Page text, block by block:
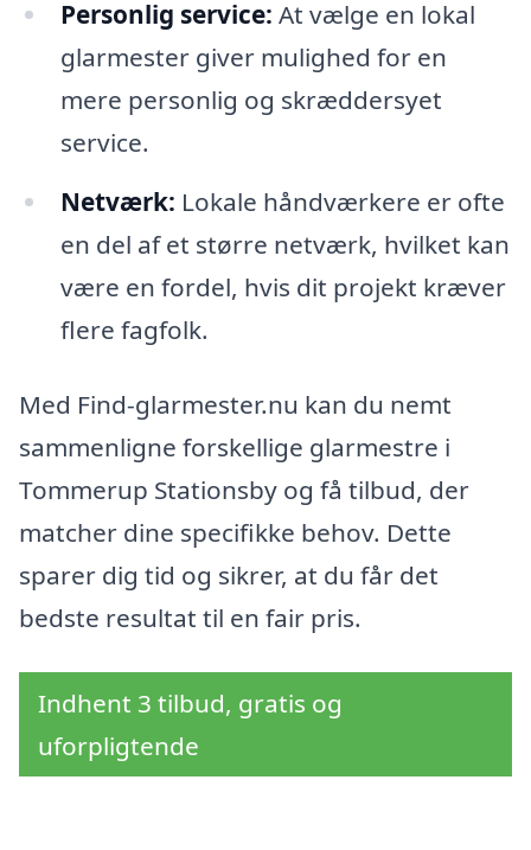
Personlig service: At vælge en lokal
glarmester giver mulighed for en
mere personlig og skræddersyet
service.
Netværk: Lokale håndværkere er ofte
en del af et større netværk, hvilket kan
være en fordel, hvis dit projekt kræver
flere fagfolk.
Med Find-glarmester.nu kan du nemt
sammenligne forskellige glarmestre i
Tommerup Stationsby og få tilbud, der
matcher dine specifikke behov. Dette
sparer dig tid og sikrer, at du får det
bedste resultat til en fair pris.
Indhent 3 tilbud, gratis og
uforpligtende